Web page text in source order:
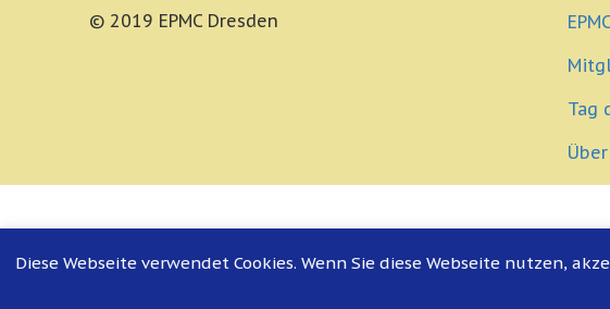
© 2019 EPMC Dresden
Tag
Diese Webseite verwendet Cookies. Wenn Sie diese Webseite nutzen,